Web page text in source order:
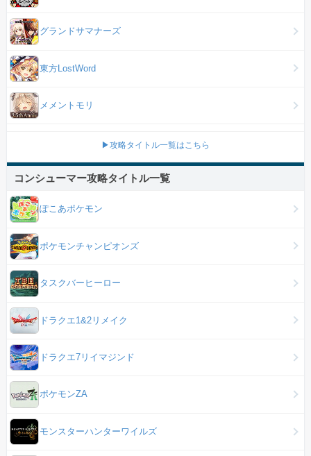
グランドサマナーズ
東方LostWord
メメントモリ
▶攻略タイトル一覧はこちら
コンシューマー攻略タイトル一覧
ぽこあポケモン
ポケモンチャンピオンズ
タスクバーヒーロー
ドラクエ1&2リメイク
ドラクエ7リイマジンド
ポケモンZA
モンスターハンターワイルズ